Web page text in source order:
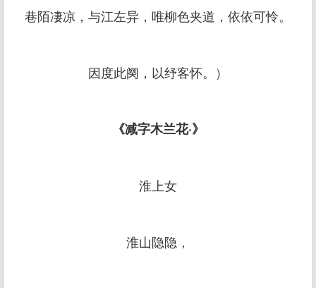
巷陌凄凉，与江左异，唯柳色夹道，依依可怜。
因度此阕，以纾客怀。）
《减字木兰花·》
淮上女
淮山隐隐，